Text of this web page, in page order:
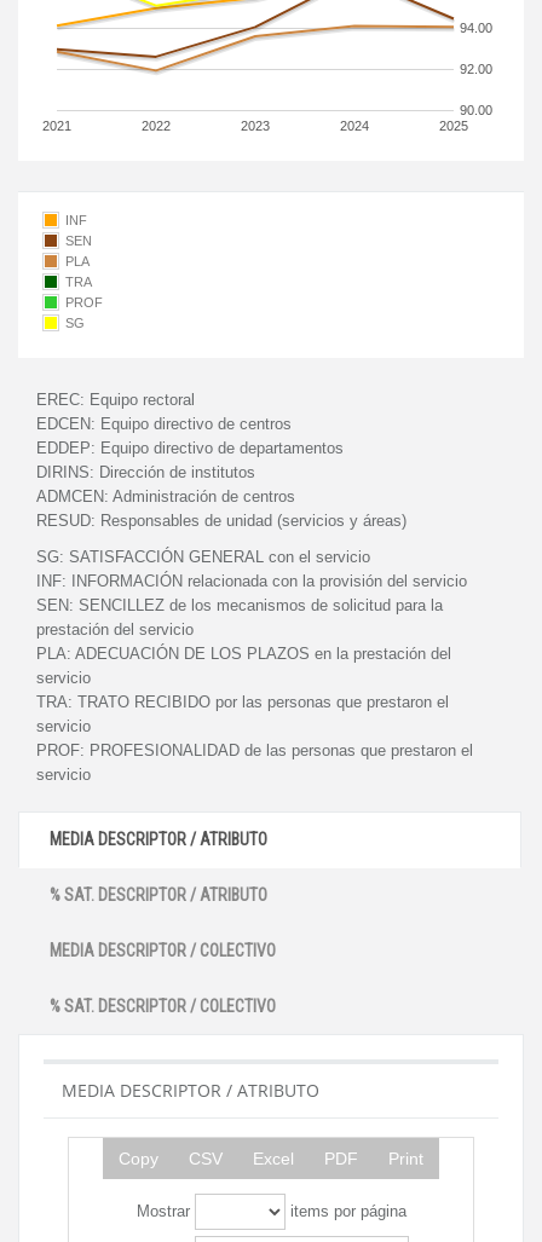
2021 2022 2023 2024 2025
90.00
92.00
94.00
INF
SEN
PLA
TRA
PROF
SG
EREC: Equipo rectoral
EDCEN: Equipo directivo de centros
EDDEP: Equipo directivo de departamentos
DIRINS: Dirección de institutos
ADMCEN: Administración de centros
RESUD: Responsables de unidad (servicios y áreas)
SG: SATISFACCIÓN GENERAL con el servicio
INF:
INFORMACIÓN relacionada con la provisión del servicio
SEN: SENCILLEZ de los mecanismos de solicitud para la
prestación del servicio
PLA: ADECUACIÓN DE LOS PLAZOS en la prestación del
servicio
TRA: TRATO RECIBIDO por las personas que prestaron el
servicio
PROF: PROFESIONALIDAD de las personas que prestaron el
servicio
MEDIA DESCRIPTOR / ATRIBUTO
% SAT. DESCRIPTOR / ATRIBUTO
MEDIA DESCRIPTOR / COLECTIVO
% SAT. DESCRIPTOR / COLECTIVO
MEDIA DESCRIPTOR / ATRIBUTO
Copy CSV Excel PDF Print
Mostrar items por página